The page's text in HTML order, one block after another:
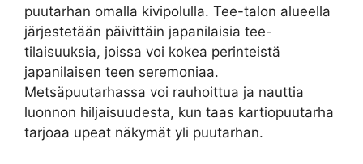
puutarhan omalla kivipolulla. Tee-talon alueella
järjestetään päivittäin japanilaisia tee-
tilaisuuksia, joissa voi kokea perinteistä
japanilaisen teen seremoniaa.
Metsäpuutarhassa voi rauhoittua ja nauttia
luonnon hiljaisuudesta, kun taas kartiopuutarha
tarjoaa upeat näkymät yli puutarhan.